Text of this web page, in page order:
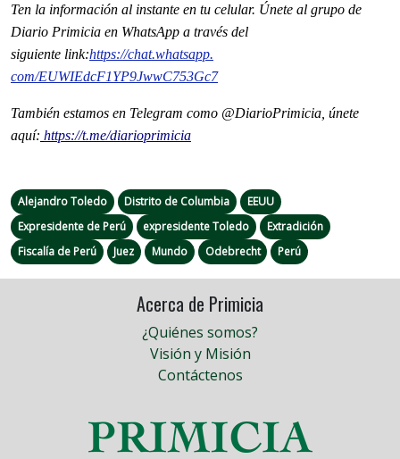
Ten la información al instante en tu celular. Únete al grupo de
Diario Primicia en WhatsApp a través del
siguiente link:https://chat.whatsapp.
com/EUWIEdcF1YP9JwwC753Gc7
También estamos en Telegram como @DiarioPrimicia, únete
aquí: https://t.me/diarioprimicia
Alejandro Toledo Distrito de Columbia
EEUU
Expresidente de Perú
expresidente Toledo
Extradición
Fiscalía de Perú
Juez Mundo Odebrecht Perú
Acerca de Primicia
¿Quiénes somos?
Visión y Misión
Contáctenos